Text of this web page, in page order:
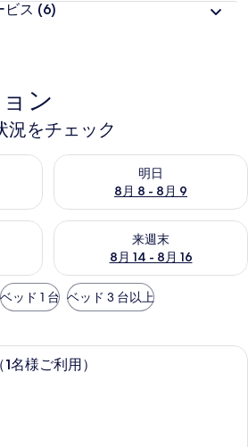
ビス (6)
ン
況をチェック
況をチェック
明日
8月 8 - 8月 9
明日 8月 8 - 8月 9 の空室状況
状況をチェック
来週末
8月 14 - 8月 16
来週末 8月 14 - 8月 16 の空室
ベッド 1 台 ベッド 3 台以上
セーフティボックス (室内)、デスク
名様ご利用）